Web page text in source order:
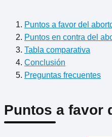
Puntos a favor del
Puntos en contra del
Tabla comparativa
Conclusión
Preguntas frecuentes
Puntos a favor